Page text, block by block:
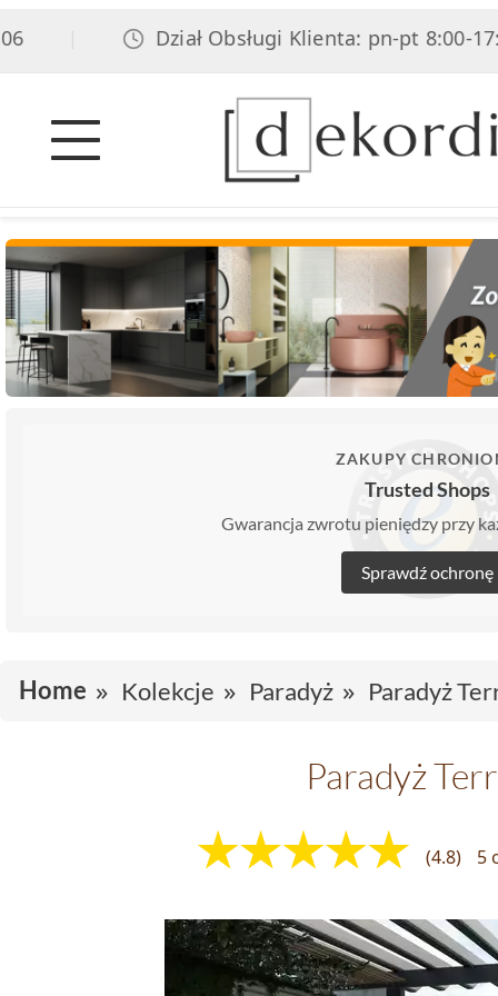
Dział Obsługi Klienta: pn-pt 8:00-
ZAKUPY
Trusted Shops
Gwarancja zwrotu pieniędzy przy
Sprawdź ochronę
Home Kolekcje Paradyż Paradyż
Paradyż
(4.8) 5